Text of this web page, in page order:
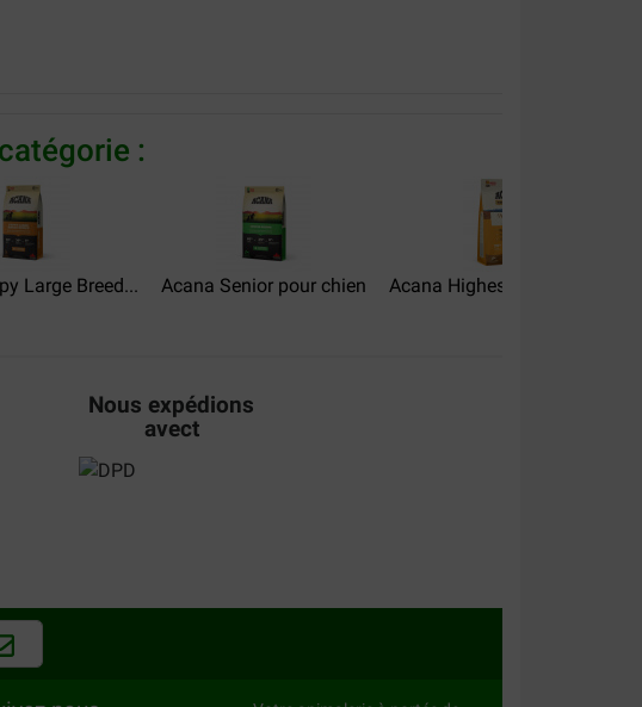
à la machoire de mon chihuahua il les adore
adore ces croquettes
:
Large Breed... Acana Senior pour chien Acana Highest Protein Wild...
Nous expédions
avect